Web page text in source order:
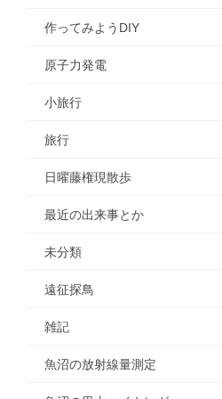
作ってみようDIY
原子力発電
小旅行
旅行
日曜藤権現散歩
最近の出来事とか
未分類
遠征探鳥
雑記
魚沼の放射線量測定